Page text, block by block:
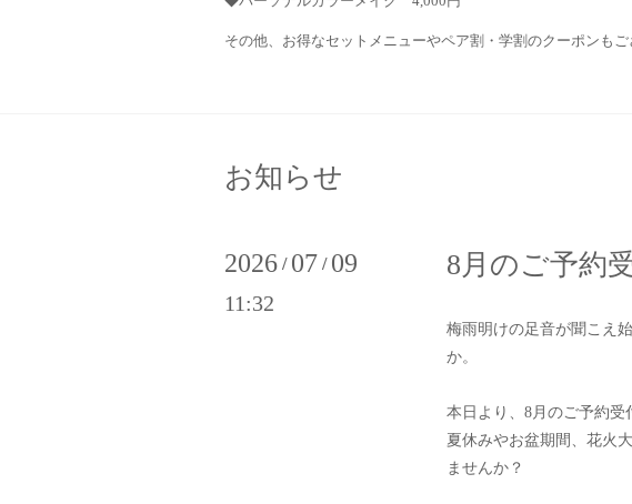
その他、お得なセットメニューやペア割・学割のクーポンもご
お知らせ
2026 / 07 / 09
11:32
8月のご予約
梅雨明けの足音が聞こえ
か。
本日より、8月のご予約受
夏休みやお盆期間、花火
ませんか？